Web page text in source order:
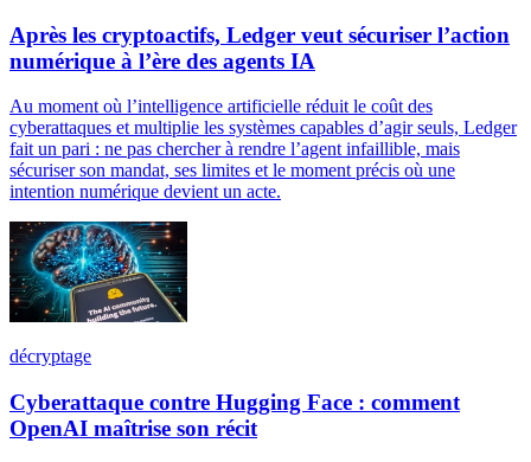
Après les cryptoactifs, Ledger veut sécuriser l’action
numérique à l’ère des agents IA
Au moment où l’intelligence artificielle réduit le coût des
cyberattaques et multiplie les systèmes capables d’agir seuls, Ledger
fait un pari : ne pas chercher à rendre l’agent infaillible, mais
sécuriser son mandat, ses limites et le moment précis où une
intention numérique devient un acte.
décryptage
Cyberattaque contre Hugging Face : comment
OpenAI maîtrise son récit